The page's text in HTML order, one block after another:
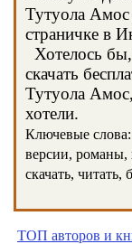
Тутуола Амос
страничке в
Хотелось
скачать
Тутуола
хотели.
Ключевые
версии, романы,
скачать,
ТОП авторов и